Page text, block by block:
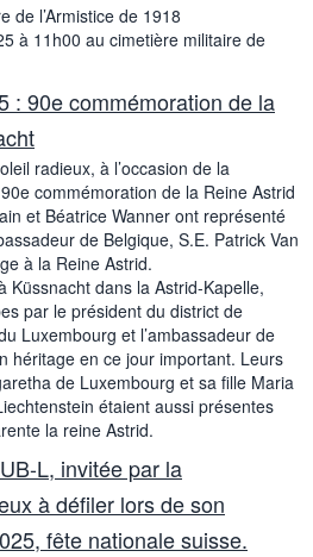
de l’Armistice de 1918
à 11h00 au cimetière militaire de
: 90e commémoration de la
radieux, à l’occasion de la
commémoration de la Reine Astrid
et Béatrice Wanner ont représenté
de Belgique, S.E. Patrick Van
à la Reine Astrid.
Küssnacht dans la Astrid-Kapelle,
par le président du district de
Luxembourg et l’ambassadeur de
héritage en ce jour important. Leurs
de Luxembourg et sa fille Maria
étaient aussi présentes
la reine Astrid.
L, invitée par la
à défiler lors de son
fête nationale suisse.